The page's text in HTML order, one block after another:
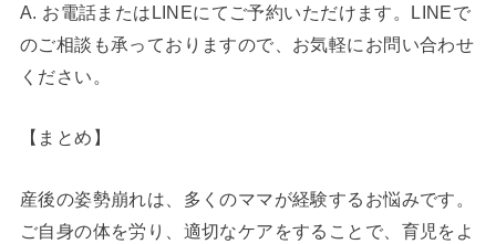
A. お電話またはLINEにてご予約いただけます。LINEで
のご相談も承っておりますので、お気軽にお問い合わせ
ください。
【まとめ】
産後の姿勢崩れは、多くのママが経験するお悩みです。
ご自身の体を労り、適切なケアをすることで、育児をよ